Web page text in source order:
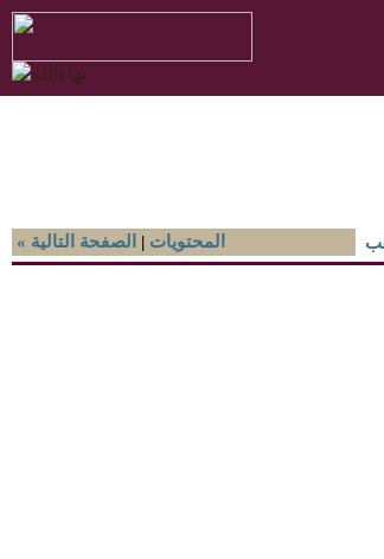
« الصفحة التالية
| المحتويات